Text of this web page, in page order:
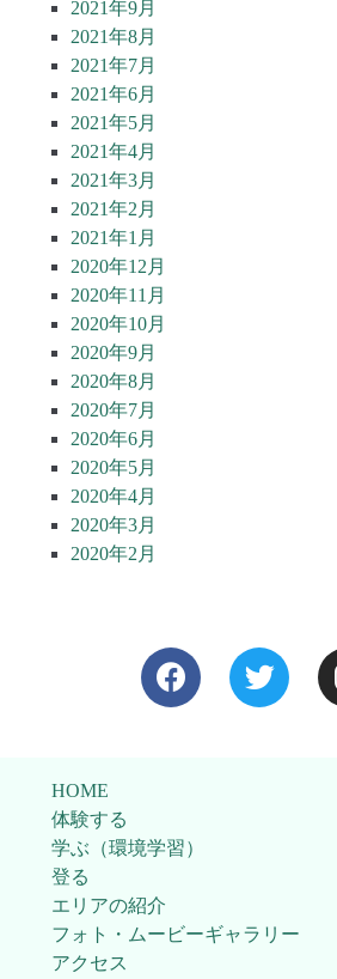
2021年9月
2021年8月
2021年7月
2021年6月
2021年5月
2021年4月
2021年3月
2021年2月
2021年1月
2020年12月
2020年11月
2020年10月
2020年9月
2020年8月
2020年7月
2020年6月
2020年5月
2020年4月
2020年3月
2020年2月
HOME
体験する
学ぶ（環境学習）
登る
エリアの紹介
フォト・ムービーギャラリー
アクセス